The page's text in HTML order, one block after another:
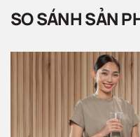
SO SÁNH SẢN